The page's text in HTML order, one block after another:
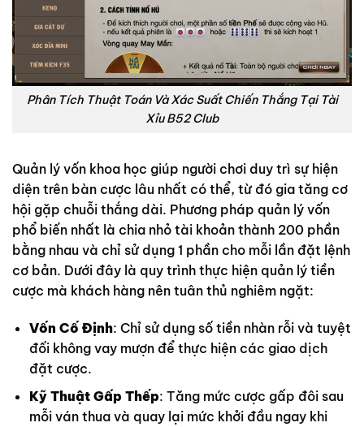
Phân Tích Thuật Toán Và Xác Suất Chiến Thắng Tại Tài
Xỉu B52 Club
Quản lý vốn khoa học giúp người chơi duy trì sự hiện
diện trên bàn cược lâu nhất có thể, từ đó gia tăng cơ
hội gặp chuỗi thắng dài. Phương pháp quản lý vốn
phổ biến nhất là chia nhỏ tài khoản thành 200 phần
bằng nhau và chỉ sử dụng 1 phần cho mỗi lần đặt lệnh
cơ bản. Dưới đây là quy trình thực hiện quản lý tiền
cược mà khách hàng nên tuân thủ nghiêm ngặt:
Vốn Cố Định: Chỉ sử dụng số tiền nhàn rỗi và tuyệt
đối không vay mượn để thực hiện các giao dịch
đặt cược.
Kỹ Thuật Gấp Thếp: Tăng mức cược gấp đôi sau
mỗi ván thua và quay lại mức khởi đầu ngay khi